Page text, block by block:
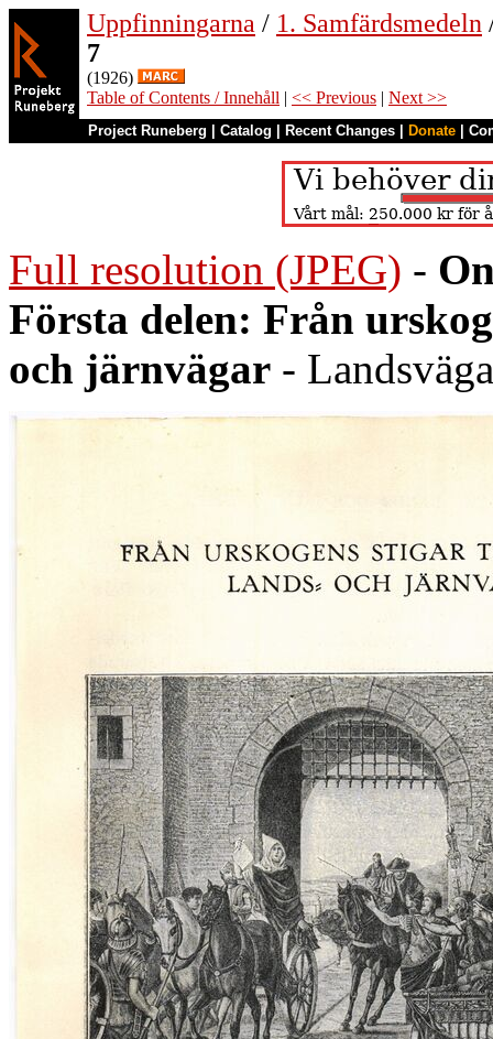
Uppfinningarna / 1. Samfärdsmedeln
7
(1926)
Table of Contents / Innehåll | << Previous | Next >>
Project Runeberg Catalog Recent Changes Donate
Full resolution (JPEG) -
Första delen: Från
och järnvägar -